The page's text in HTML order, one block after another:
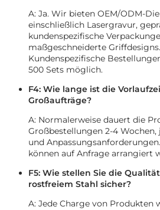
A: Ja. Wir bieten OEM/ODM-
einschließlich Lasergravur,
kundenspezifische
maßgeschneiderte Griffdesigns.
Kundenspezifische
500 Sets möglich.
F4: Wie lange ist die
Großaufträge?
A: Normalerweise dauert die
Großbestellungen 2-4 Wochen,
und
können auf Anfrage arrangiert
F5: Wie stellen Sie die
rostfreiem Stahl sicher?
A: Jede Charge von Produkten